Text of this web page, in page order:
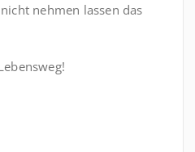
nehmen lassen das